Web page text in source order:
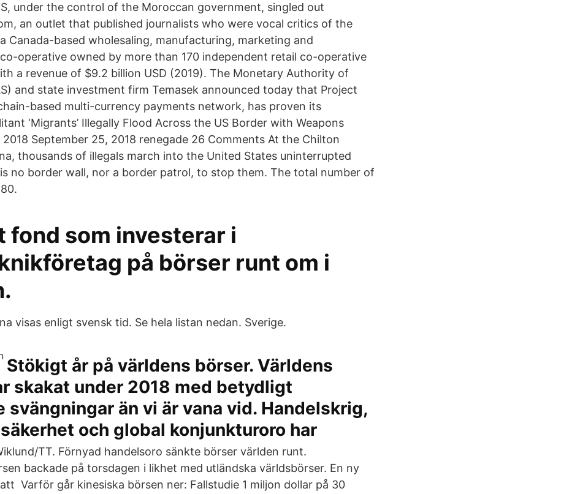
under the control of the Moroccan government, singled out
an outlet that published journalists who were vocal critics of the
Canada-based wholesaling, manufacturing, marketing and
operative owned by more than 170 independent retail co-operative
a revenue of $9.2 billion USD (2019). The Monetary Authority of
and state investment firm Temasek announced today that Project
based multi-currency payments network, has proven its
‘Migrants’ Illegally Flood Across the US Border with Weapons
September 25, 2018 renegade 26 Comments At the Chilton
thousands of illegals march into the United States uninterrupted
no border wall, nor a border patrol, to stop them. The total number of
fond som investerar i
på börser runt om i
visas enligt svensk tid. Se hela listan nedan. Sverige.
Stökigt år på världens börser. Världens
skakat under 2018 med betydligt
svängningar än vi är vana vid. Handelskrig,
och global konjunkturoro har
TT. Förnyad handelsoro sänkte börser världen runt.
backade på torsdagen i likhet med utländska världsbörser. En ny
Varför går kinesiska börsen ner: Fallstudie 1 miljon dollar på 30